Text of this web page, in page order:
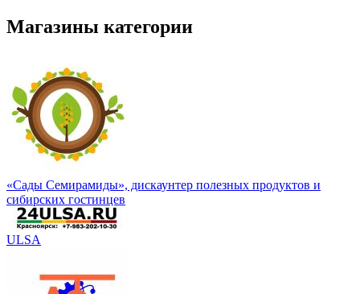
Магазины категории
«Сады Семирамиды», дискаунтер полезных продуктов и
сибирских гостинцев
ULSA